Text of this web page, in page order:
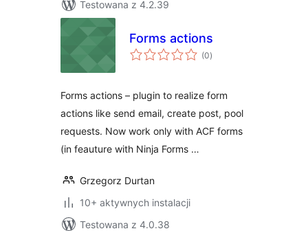
Testowana z 4.2.39
Forms actions
(0wszystkich
ocen
)
Forms actions – plugin to realize form
actions like send email, create post, pool
requests. Now work only with ACF forms
(in feauture with Ninja Forms …
Grzegorz Durtan
10+ aktywnych instalacji
Testowana z 4.0.38